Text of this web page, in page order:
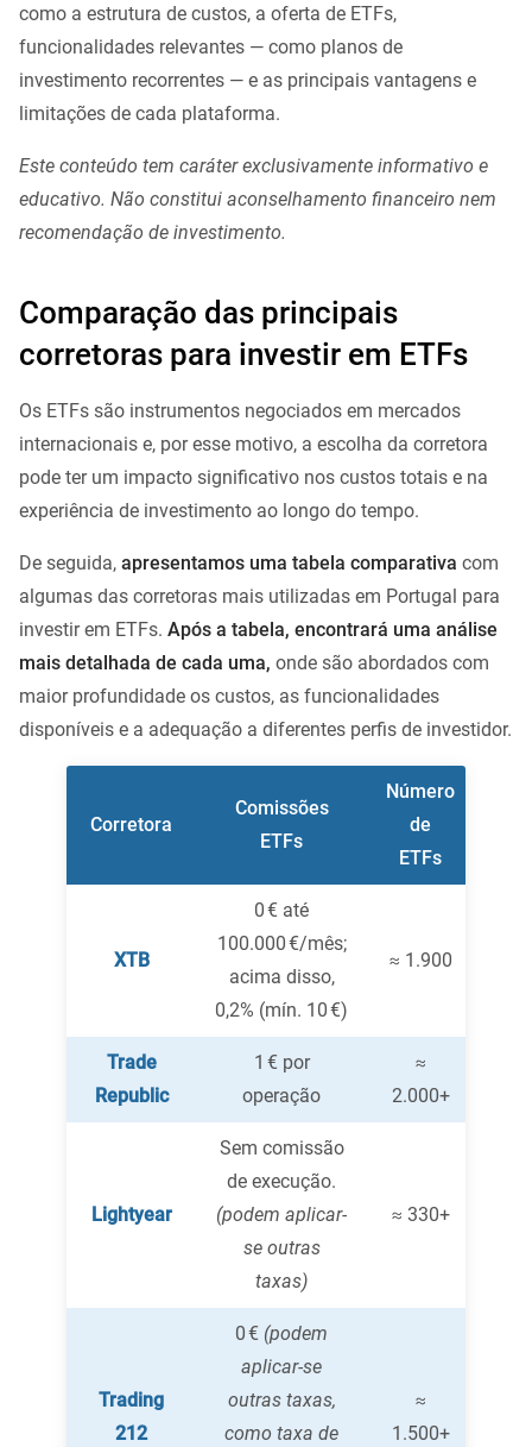
como a estrutura de custos, a oferta de ETFs,
funcionalidades relevantes — como planos de
investimento recorrentes — e as principais vantagens e
limitações de cada plataforma.
Este conteúdo tem caráter exclusivamente informativo e
educativo. Não constitui aconselhamento financeiro nem
recomendação de investimento.
Comparação das principais
corretoras para investir em ETFs
Os ETFs são instrumentos negociados em mercados
internacionais e, por esse motivo, a escolha da corretora
pode ter um impacto significativo nos custos totais e na
experiência de investimento ao longo do tempo.
De seguida, apresentamos uma tabela comparativa com
algumas das corretoras mais utilizadas em Portugal para
investir em ETFs. Após a tabela, encontrará uma análise
mais detalhada de cada uma, onde são abordados com
maior profundidade os custos, as funcionalidades
disponíveis e a adequação a diferentes perfis de investidor.
Corretora
Comissões
ETFs
Número
de
ETFs
XTB
0 € até
100.000 €/mês;
acima disso,
0,2% (mín. 10 €)
≈ 1.900
Trade
Republic
1 € por
operação
≈
2.000+
Lightyear
Sem comissão
de execução.
(podem aplicar-
se outras
taxas)
≈ 330+
Trading
212
0 € (podem
aplicar-se
outras taxas,
como taxa de
≈
1.500+